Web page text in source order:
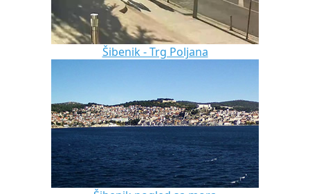
Šibenik - Trg Poljana